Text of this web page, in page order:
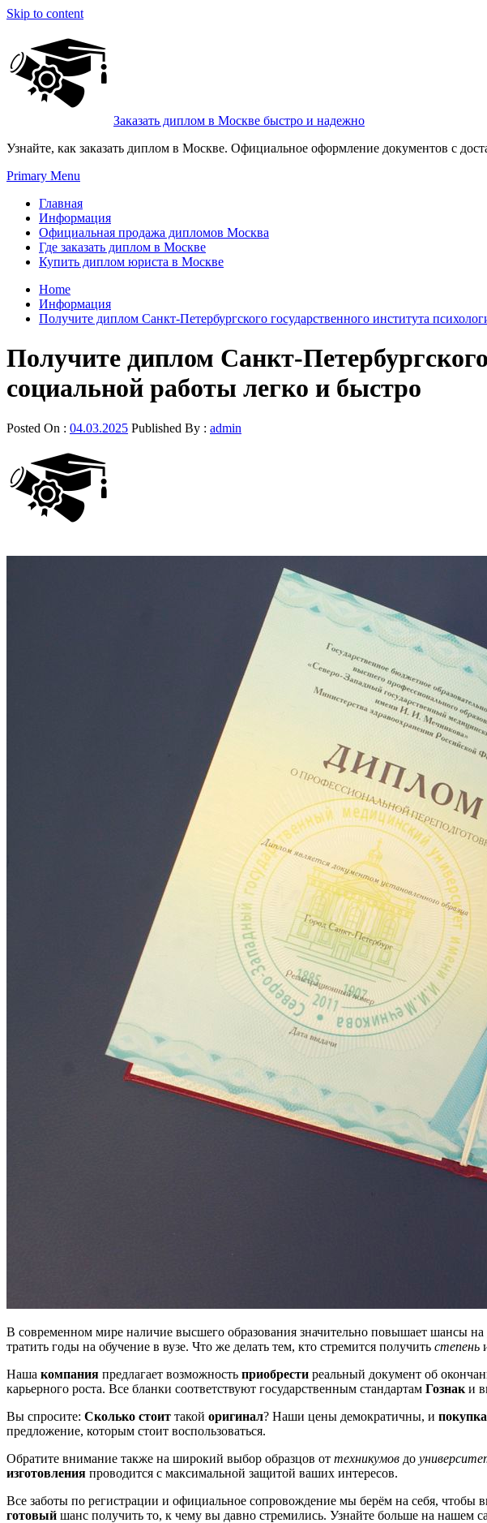
Skip to content
Заказать диплом в Москве быстро и надежно
Узнайте, как заказать диплом в Москве. Официальное оформление документов с
Primary Menu
Главная
Информация
Официальная продажа дипломов Москва
Где заказать диплом в Москве
Купить диплом юриста в Москве
Home
Информация
Получите диплом Санкт-Петербургского государственного института
Получите диплом Санкт-
социальной работы легко и быстро
Posted On : 04.03.2025 Published By : admin
В современном мире наличие высшего образования значительно повышает шансы
тратить годы на обучение в вузе. Что же делать тем, кто стремится получить степень
Наша компания предлагает возможность приобрести реальный документ об
карьерного роста. Все бланки соответствуют государственным стандартам Гознак и
Вы спросите: Сколько стоит такой оригинал? Наши цены демократичны, и покупка
предложение, которым стоит воспользоваться.
Обратите внимание также на широкий выбор образцов от техникумов до
изготовления проводится с максимальной защитой ваших интересов.
Все заботы по регистрации и официальное сопровождение мы берём на себя, чтобы
готовый шанс получить то, к чему вы давно стремились. Узнайте больше на нашем